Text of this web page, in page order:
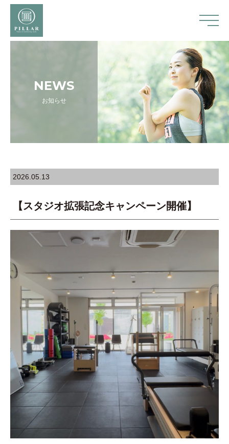
NEWS
お知らせ
2026.05.13
【スタジオ拡張記念キャンペーン開催】